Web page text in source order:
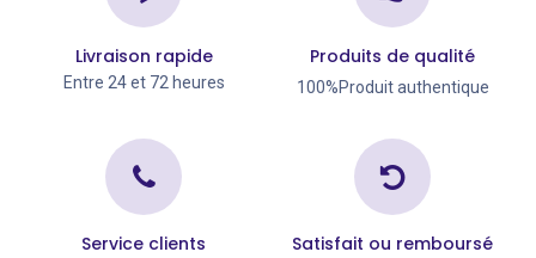
Livraison rapide
Entre 24 et 72 heures
Produits de qualité
100%Produit authentique
Service clients Satisfait ou remboursé